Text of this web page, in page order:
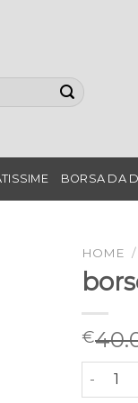
BORSA DA
HOME /
€